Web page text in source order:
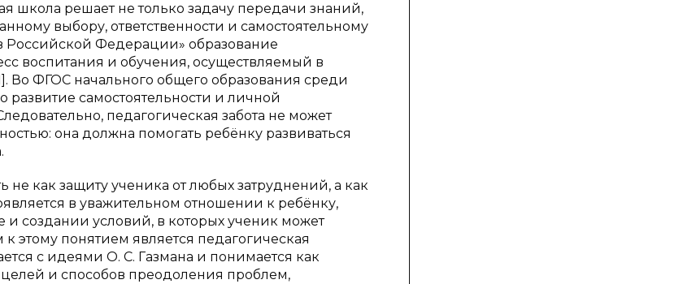
школа решает не только задачу передачи знаний,
выбору, ответственности и самостоятельному
Федерации» образование
воспитания и обучения, осуществляемый в
Во ФГОС начального общего образования среди
развитие самостоятельности и личной
педагогическая забота не может
она должна помогать ребёнку развиваться
не как защиту ученика от любых затруднений, а как
в уважительном отношении к ребёнку,
создании условий, в которых ученик может
к этому понятием является педагогическая
с идеями О. С. Газмана и понимается как
и способов преодоления проблем,